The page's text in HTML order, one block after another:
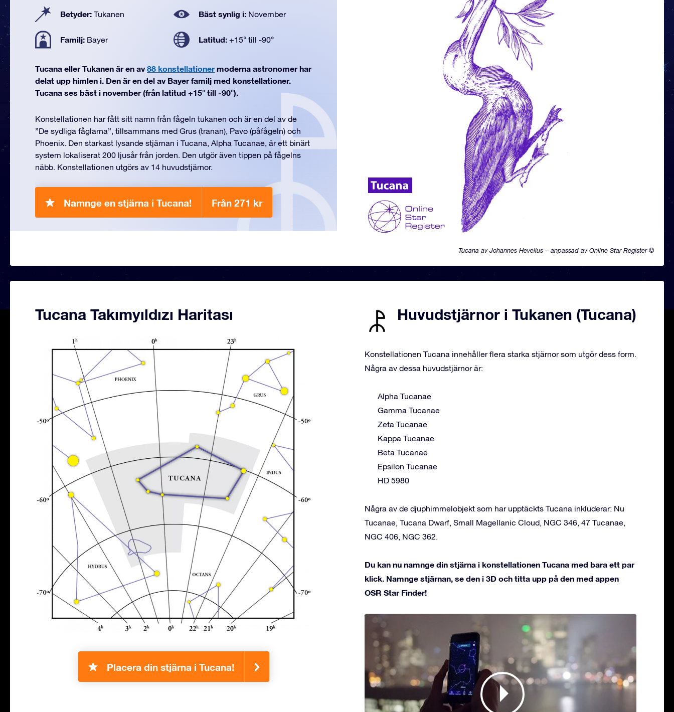
Tucana av Johannes Hevelius – anpassad av Online Star Register ©
Betyder: Tukanen Bäst synlig i: November
Familj: Bayer Latitud: +15° till -90°
Tucana eller Tukanen är en av 88 konstellationermoderna astronomer har
delat upp himlen i. Den är en del av Bayer familj med konstellationer.
Tucana ses bäst i november (från latitud +15° till -90°).
Konstellationen har fått sitt namn från fågeln tukanen och är en del av de
”De sydliga fåglarna”, tillsammans med Grus (tranan), Pavo (påfågeln) och
Phoenix. Den starkast lysande stjärnan i Tucana, Alpha Tucanae, är ett binärt
system lokaliserat 200 ljusår från jorden. Den utgör även tippen på fågelns
näbb. Konstellationen utgörs av 14 huvudstjärnor.
Namnge en stjärna i Tucana! Från 271 kr
Tucana Takımyıldızı Haritası
Placera din stjärna i Tucana!
Huvudstjärnor i Tukanen (Tucana)
Konstellationen Tucana innehåller flera starka stjärnor som utgör dess form.
Några av dessa huvudstjärnor är:
Alpha Tucanae
Gamma Tucanae
Zeta Tucanae
Kappa Tucanae
Beta Tucanae
Epsilon Tucanae
HD 5980
Några av de djuphimmelobjekt som har upptäckts Tucana inkluderar: Nu
Tucanae, Tucana Dwarf, Small Magellanic Cloud, NGC 346, 47 Tucanae,
NGC 406, NGC 362.
Du kan nu namnge din stjärna i konstellationen Tucana med bara ett par
klick. Namnge stjärnan, se den i 3D och titta upp på den med appen
OSR Star Finder!